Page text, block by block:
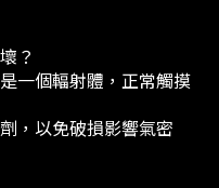
？
一個輻射體，正常觸摸
，以免破損影響氣密